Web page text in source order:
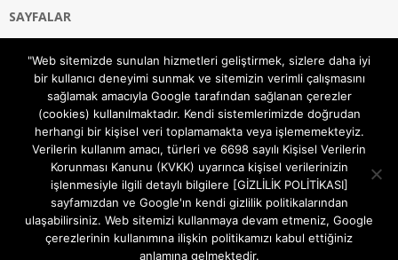
SAYFALAR
Gizlilik ve Çerezler (Cookies) Politikası
Hakkımızda
İletişim Kanalları
MODEM KURULUM
TEKNİK DESTEK
TELEVİZYON SİSTEMLERİ
"Web sitemizde sunulan hizmetleri geliştirmek, sizlere daha iyi
bir kullanıcı deneyimi sunmak ve sitemizin verimli çalışmasını
sağlamak amacıyla Google tarafından sağlanan çerezler
(cookies) kullanılmaktadır. Kendi sistemlerimizde doğrudan
herhangi bir kişisel veri toplamamakta veya işlememekteyiz.
Verilerin kullanım amacı, türleri ve 6698 sayılı Kişisel Verilerin
Korunması Kanunu (KVKK) uyarınca kişisel verilerinizin
işlenmesiyle ilgili detaylı bilgilere [GİZLİLİK POLİTİKASI]
sayfamızdan ve Google'ın kendi gizlilik politikalarından
ulaşabilirsiniz. Web sitemizi kullanmaya devam etmeniz, Google
çerezlerinin kullanımına ilişkin politikamızı kabul ettiğiniz
anlamına gelmektedir.